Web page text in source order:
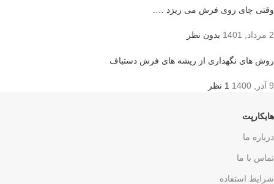
وقتی چای روی فرش می ریزد ….
2 مرداد, 1401 بدون نظر
روش های نگهداری از ریشه های فرش دستباف
9 آذر, 1400 1 نظر
هایکارپت
درباره ما
تماس با ما
شرایط استفاده